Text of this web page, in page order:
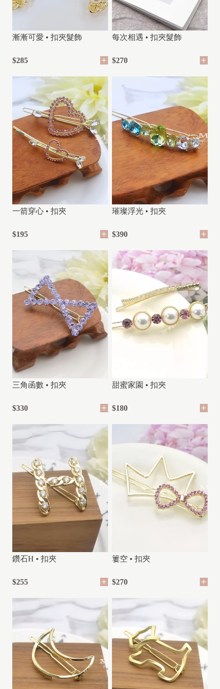
漸漸可愛 • 扣夾髮飾
$285
每次相遇 • 扣夾髮飾
$270
一箭穿心 • 扣夾
$195
璀璨浮光 • 扣夾
$390
三角函數 • 扣夾
$330
甜蜜家園 • 扣夾
$180
鑽石H • 扣夾
$255
簍空 • 扣夾
$270